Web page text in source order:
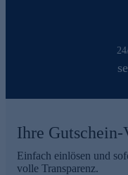
Ihre
Einfach einlösen und
volle Transparenz.